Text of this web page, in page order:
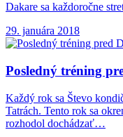
Dakare sa každoročne
29. januára 2018
Posledný tréning
Každý rok sa Števo
Tatrách. Tento rok sa
rozhodol dochádzať…